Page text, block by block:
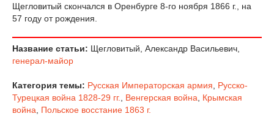
Щегловитый скончался в Оренбурге 8-го ноября 1866 г., на
57 году от рождения.
Название статьи: Щегловитый, Александр Васильевич,
генерал-майор
Категория темы: Русская Императорская армия
Русско-
Турецкая война 1828-29 гг.
Венгерская война
Крымская
война
Польское восстание 1863 г.